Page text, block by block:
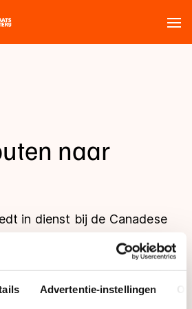
Advertentie-instellingen
naar
in dienst bij de Canadese
per 15 september aan de